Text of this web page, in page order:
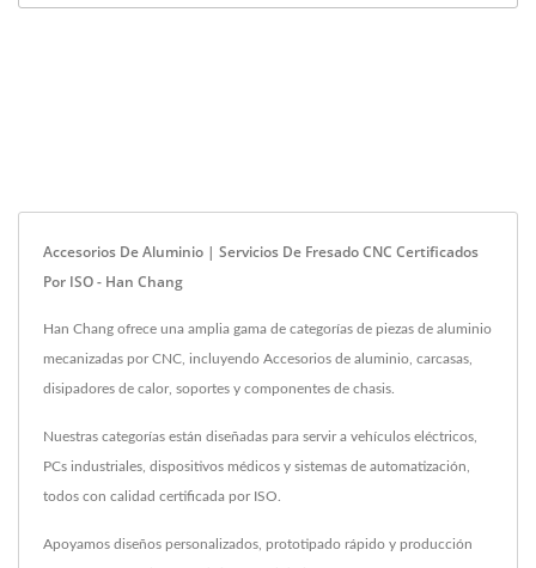
Accesorios De Aluminio | Servicios De Fresado CNC Certificados
Por ISO - Han Chang
Han Chang ofrece una amplia gama de categorías de piezas de aluminio
mecanizadas por CNC, incluyendo Accesorios de aluminio, carcasas,
disipadores de calor, soportes y componentes de chasis.
Nuestras categorías están diseñadas para servir a vehículos eléctricos,
PCs industriales, dispositivos médicos y sistemas de automatización,
todos con calidad certificada por ISO.
Apoyamos diseños personalizados, prototipado rápido y producción